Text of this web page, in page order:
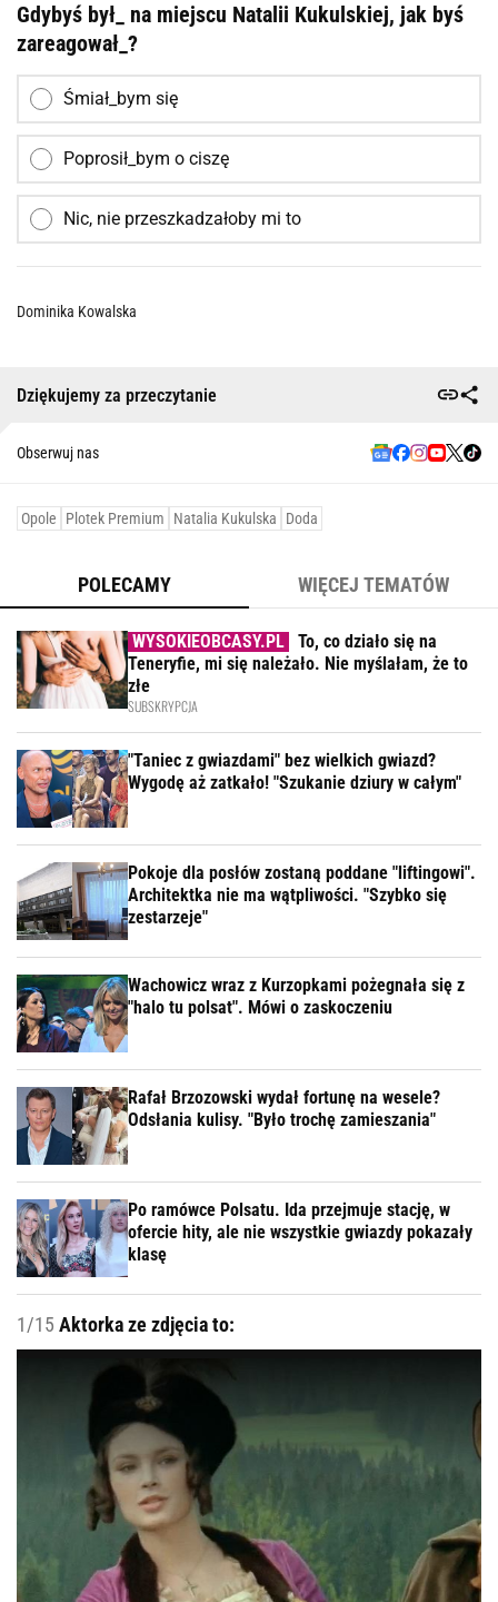
Gdybyś był_ na miejscu Natalii Kukulskiej, jak byś
zareagował_?
Śmiał_bym się
Poprosił_bym o ciszę
Nic, nie przeszkadzałoby mi to
Dominika Kowalska
Dziękujemy za przeczytanie
Obserwuj nas
Opole Plotek Premium Natalia Kukulska Doda
POLECAMY WIĘCEJ TEMATÓW
To, co działo się na
Teneryfie, mi się należało. Nie myślałam, że to
złe
SUBSKRYPCJA
"Taniec z gwiazdami" bez wielkich gwiazd?
Wygodę aż zatkało! "Szukanie dziury w całym"
Pokoje dla posłów zostaną poddane "liftingowi".
Architektka nie ma wątpliwości. "Szybko się
zestarzeje"
Wachowicz wraz z Kurzopkami pożegnała się z
"halo tu polsat". Mówi o zaskoczeniu
Rafał Brzozowski wydał fortunę na wesele?
Odsłania kulisy. "Było trochę zamieszania"
Po ramówce Polsatu. Ida przejmuje stację, w
ofercie hity, ale nie wszystkie gwiazdy pokazały
klasę
1/15 Aktorka ze zdjęcia to: